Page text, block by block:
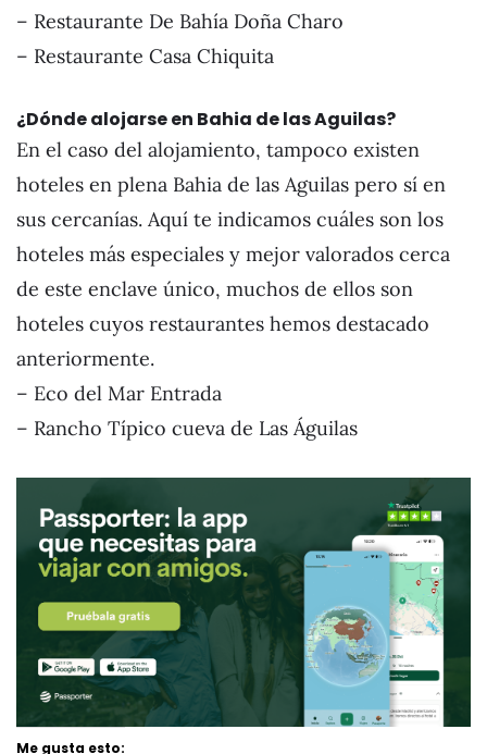
– Restaurante De Bahía Doña Charo
– Restaurante Casa Chiquita
¿Dónde alojarse en Bahia de las Aguilas?
En el caso del alojamiento, tampoco existen
hoteles en plena Bahia de las Aguilas pero sí en
sus cercanías. Aquí te indicamos cuáles son los
hoteles más especiales y mejor valorados cerca
de este enclave único, muchos de ellos son
hoteles cuyos restaurantes hemos destacado
anteriormente.
– Eco del Mar Entrada
– Rancho Típico cueva de Las Águilas
Me gusta esto: